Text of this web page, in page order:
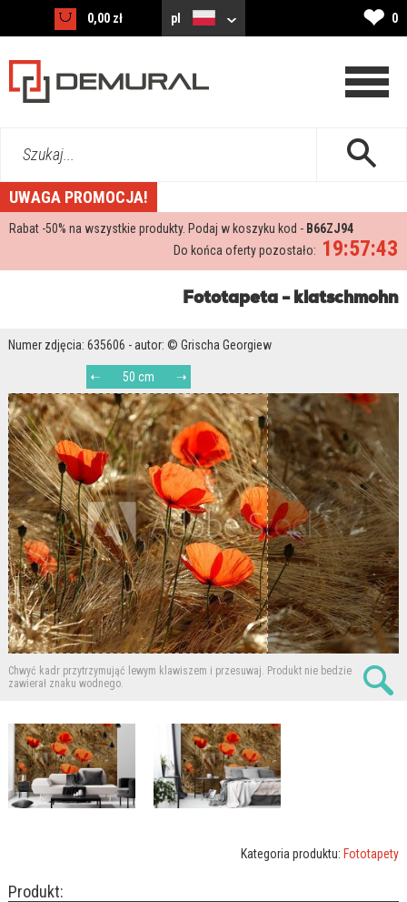
0,00 zł pl ❤ 0
Szukaj...
UWAGA PROMOCJA!
Rabat -50% na wszystkie produkty. Podaj w koszyku kod - B66ZJ94
19:57:41
Do końca oferty pozostało:
Fototapeta - klatschmohn
Numer zdjęcia: 635606 - autor: © Grischa Georgiew
50 cm
Chwyć kadr przytrzymująć lewym klawiszem i przesuwaj. Produkt nie bedzie
zawierał znaku wodnego.
Kategoria produktu: Fototapety
Produkt: